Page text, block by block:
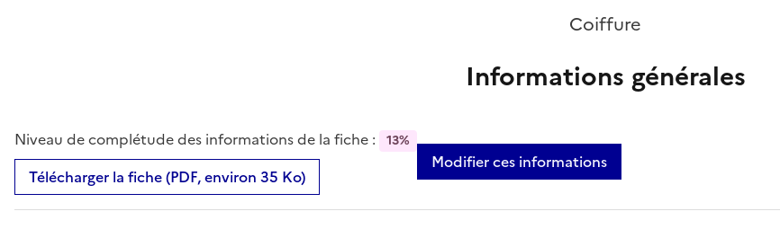
Coiffure
Informations générales
Niveau de complétude des informations de la fiche : 13%
Télécharger la fiche (PDF, environ 35 Ko)
Modifier ces informations